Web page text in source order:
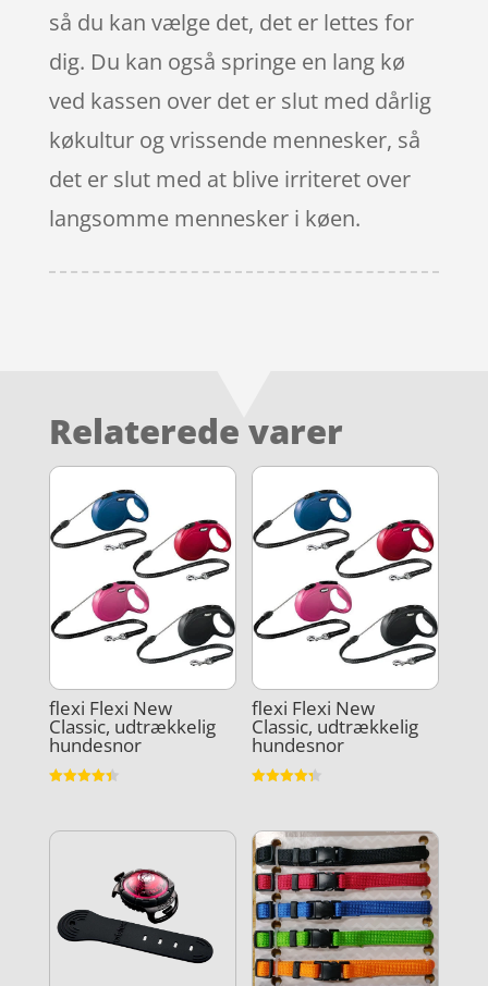
så du kan vælge det, det er lettes for
dig. Du kan også springe en lang kø
ved kassen over det er slut med dårlig
køkultur og vrissende mennesker, så
det er slut med at blive irriteret over
langsomme mennesker i køen.
Relaterede varer
flexi Flexi New
Classic, udtrækkelig
hundesnor
flexi Flexi New
Classic, udtrækkelig
hundesnor